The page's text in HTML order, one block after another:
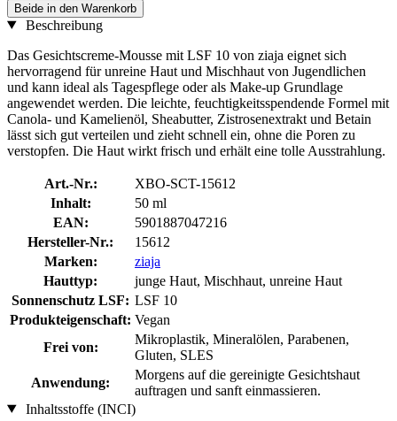
Beide in den Warenkorb
Beschreibung
Das Gesichtscreme-Mousse mit LSF 10 von ziaja eignet sich
hervorragend für unreine Haut und Mischhaut von Jugendlichen
und kann ideal als Tagespflege oder als Make-up Grundlage
angewendet werden. Die leichte, feuchtigkeitsspendende Formel mit
Canola- und Kamelienöl, Sheabutter, Zistrosenextrakt und Betain
lässt sich gut verteilen und zieht schnell ein, ohne die Poren zu
verstopfen. Die Haut wirkt frisch und erhält eine tolle Ausstrahlung.
Art.-Nr.:
XBO-SCT-15612
Inhalt:
50 ml
EAN:
5901887047216
Hersteller-Nr.:
15612
Marken:
ziaja
Hauttyp:
junge Haut, Mischhaut, unreine Haut
Sonnenschutz LSF: LSF 10
Produkteigenschaft: Vegan
Frei von:
Mikroplastik, Mineralölen, Parabenen,
Gluten, SLES
Anwendung:
Morgens auf die gereinigte Gesichtshaut
auftragen und sanft einmassieren.
Inhaltsstoffe (INCI)